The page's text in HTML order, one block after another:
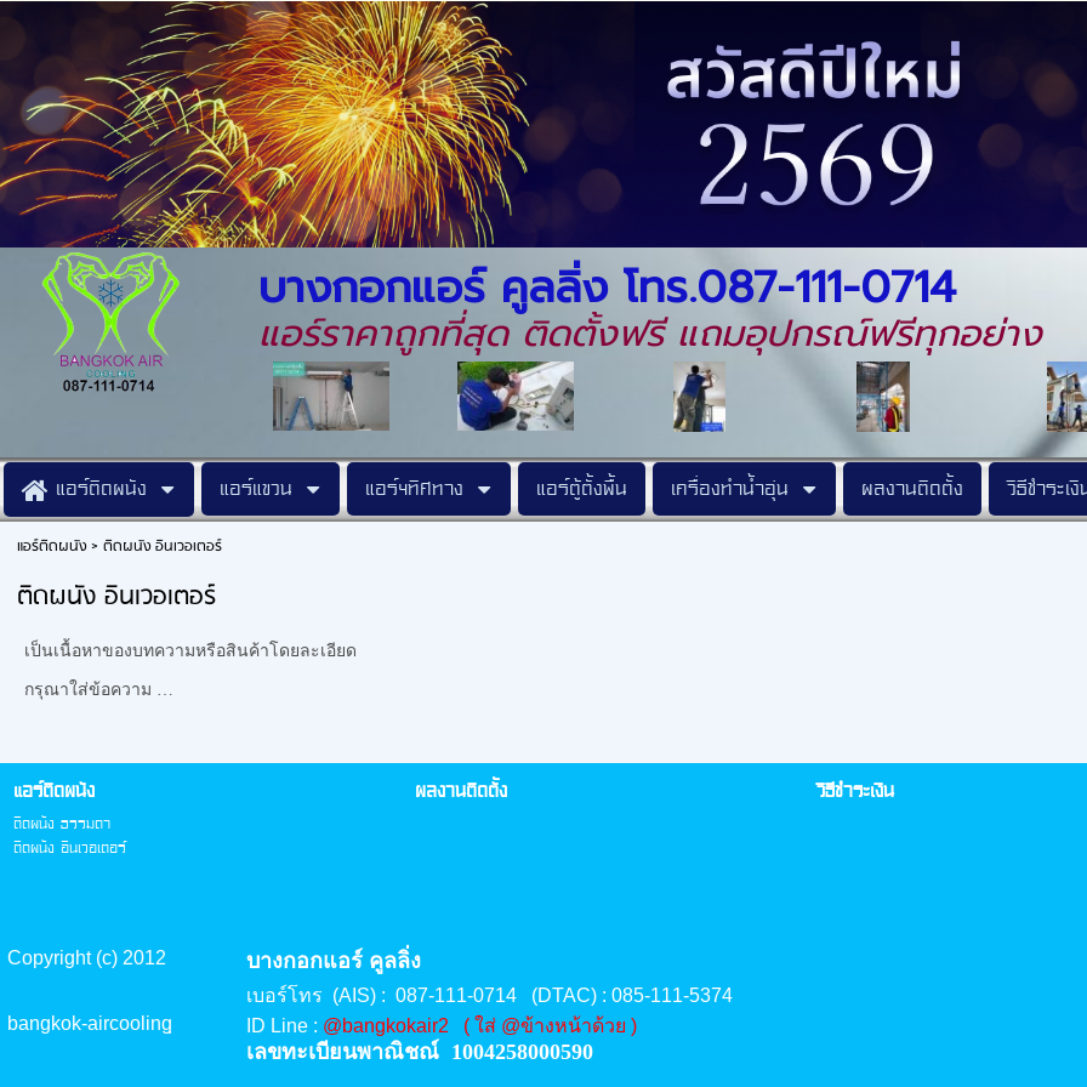
บางกอกแอร์ คูลลิ่ง โทร.087-111-0714
แอร์ราคาถูกที่สุด ติดตั้งฟรี แถมอุปกรณ์ฟรีทุกอย่าง
แอร์ติดผนัง แอร์แขวน แอร์4ทิศทาง แอร์ตู้ตั้งพื้น เครื่องทำน้ำอุ่น ผลงานติดตั้ง วิธีชำระเงิ
แอร์ติดผนัง> ติดผนัง อินเวอเตอร์
ติดผนัง อินเวอเตอร์
เป็นเนื้อหาของบทความหรือสินค้าโดยละเอียด
กรุณาใส่ข้อความ …
แอร์ติดผนัง
ติดผนัง ธรรมดา
ติดผนัง อินเวอเตอร์
ผลงานติดตั้ง วิธีชำระเงิน
Copyright (c) 2012 บางกอกแอร์ คูลลิ่ง
bangkok-aircoolingฺ
เบอร์โทร (AIS) : 087-111-0714 (DTAC) : 085-111-5374
ID Line : @bangkokair2 ( ใส่ @ข้างหน้าด้วย )
เลขทะเบียนพาณิชณ์ 1004258000590